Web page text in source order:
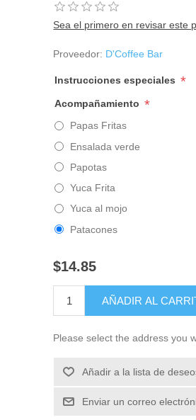
Sea el primero en revisar este
Proveedor: D'Coffee Bar
Instrucciones especiales *
Acompañamiento *
Papas Fritas
Ensalada verde
Papotas
Yuca Frita
Yuca al mojo
Patacones
$14.85
Please select the address you